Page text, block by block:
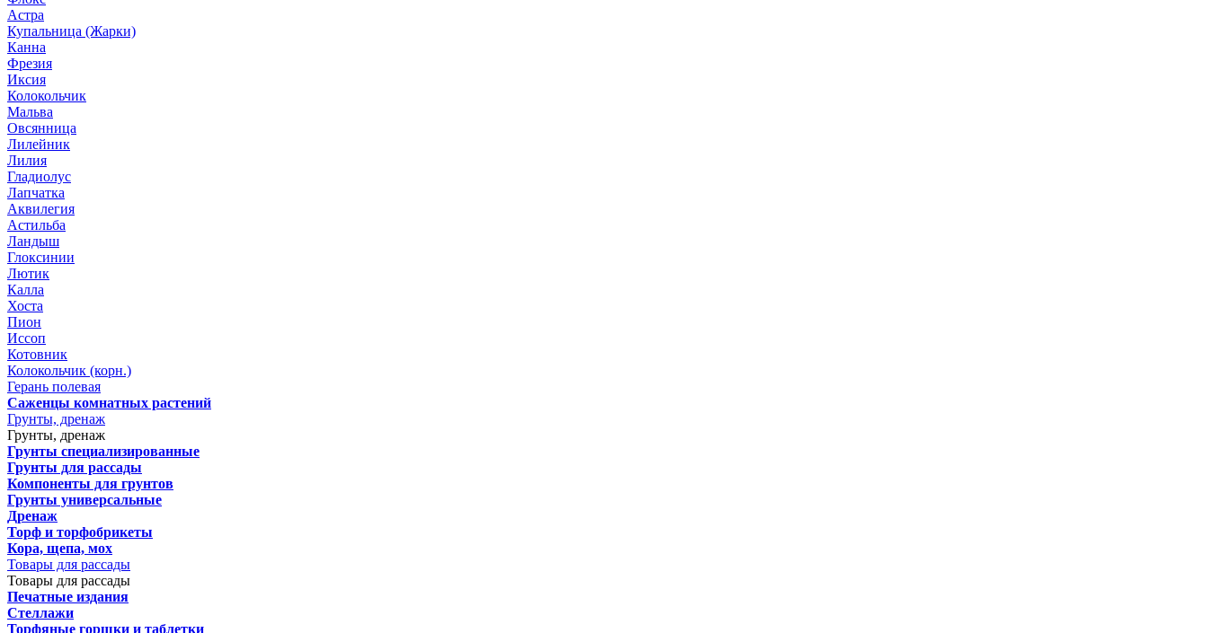
Астра
Купальница (Жарки)
Канна
Фрезия
Иксия
Колокольчик
Мальва
Овсянница
Лилейник
Лилия
Гладиолус
Лапчатка
Аквилегия
Астильба
Ландыш
Глоксинии
Лютик
Калла
Хоста
Пион
Иссоп
Котовник
Колокольчик (корн.)
Герань полевая
Саженцы комнатных растений
Грунты, дренаж
Грунты, дренаж
Грунты специализированные
Грунты для рассады
Компоненты для грунтов
Грунты универсальные
Дренаж
Торф и торфобрикеты
Кора, щепа, мох
Товары для рассады
Товары для рассады
Печатные издания
Стеллажи
Торфяные горшки и таблетки